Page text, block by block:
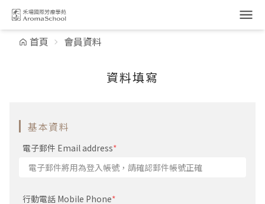
跳到主要內容
首頁 會員資料
資料填寫
基本資料
電子郵件 Email address*
行動電話 Mobile Phone*